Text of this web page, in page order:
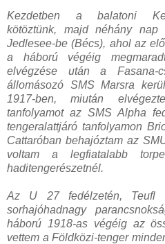
Kezdetben a balatoni
kötöztünk, majd néhány
Jedlesee-be (Bécs), ahol az
a háború végéig
elvégzése után a Fasana-
állomásozó SMS Marsra
1917-ben, miután
tanfolyamot az SMS Alpha
tengeralattjáró tanfolyamon
Cattaróban behajóztam az
voltam a legfiatalabb
haditengerészetnél.
Az U 27 fedélzetén, Teufl
sorhajóhadnagy
háború 1918-as végéig az
vettem a Földközi-tenger